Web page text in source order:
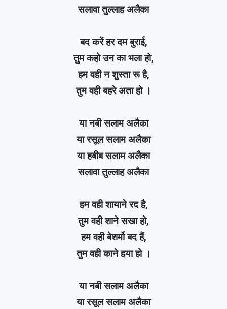
सलावा तुल्लाह अलैका
बद करें हर दम बुराई,
तुम कहो उन का भला हो,
हम वही न शुस्ता रू है,
तुम वही बहरे अता हो ।
या नबी सलाम अलैका
या रसूल सलाम अलैका
या हबीब सलाम अलैका
सलावा तुल्लाह अलैका
हम वही शायाने रद है,
तुम वही शाने सखा हो,
हम वही बेशर्मो बद हैं,
तुम वही काने हया हो ।
या नबी सलाम अलैका
या रसूल सलाम अलैका